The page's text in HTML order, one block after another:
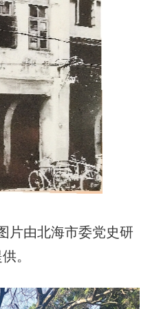
由北海市委党史研
。